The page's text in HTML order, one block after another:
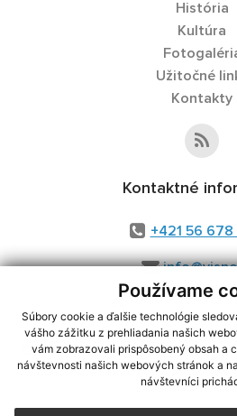
Používame
Súbory cookie a ďalšie technológie
vášho zážitku z prehliadania našich
vám zobrazovali prispôsobený obsah a
návštevnosti našich webových stránok a
návštevníci
História
Kultúra
Užitočné
Kontakty
Kontaktné
+421 56 678
využite možnosť získavania
CMS systém (redakčný) systém
webex.digital, s.r.o.,